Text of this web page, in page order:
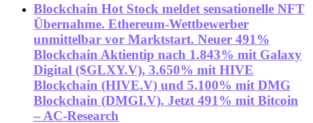
Blockchain Hot Stock meldet sensationelle NFT
Übernahme. Ethereum-Wettbewerber
unmittelbar vor Marktstart. Neuer 491%
Blockchain Aktientip nach 1.843% mit Galaxy
Digital ($GLXY.V), 3.650% mit HIVE
Blockchain (HIVE.V) und 5.100% mit DMG
Blockchain (DMGI.V). Jetzt 491% mit Bitcoin
– AC-Research